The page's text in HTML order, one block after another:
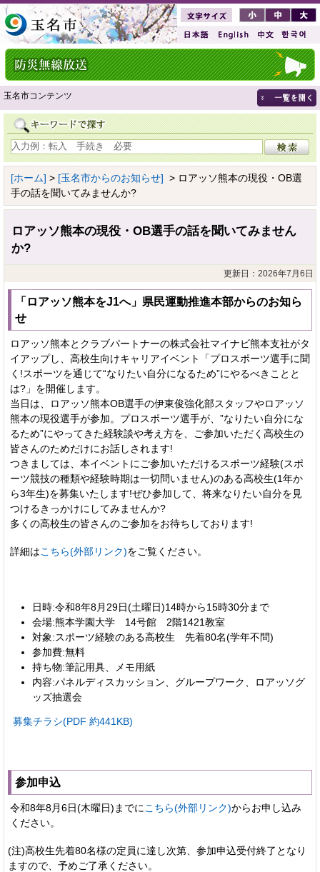
玉名市コンテンツ
[ホーム] > [玉名市からのお知らせ] > ロアッソ熊本の現役・OB選
手の話を聞いてみませんか?
ロアッソ熊本の現役・OB選手の話を聞いてみません
か?
更新日：2026年7月6日
「ロアッソ熊本をJ1へ」県民運動推進本部からのお知ら
せ
ロアッソ熊本とクラブパートナーの株式会社マイナビ熊本支社がタ
イアップし、高校生向けキャリアイベント「プロスポーツ選手に聞
く!スポーツを通じて“なりたい自分になるため”にやるべきことと
は?」を開催します。
当日は、ロアッソ熊本OB選手の伊東俊強化部スタッフやロアッソ
熊本の現役選手が参加。プロスポーツ選手が、”なりたい自分にな
るため”にやってきた経験談や考え方を、ご参加いただく高校生の
皆さんのためだけにお話しされます!
つきましては、本イベントにご参加いただけるスポーツ経験(スポ
ーツ競技の種類や経験時期は一切問いません)のある高校生(1年か
ら3年生)を募集いたします!ぜひ参加して、将来なりたい自分を見
つけるきっかけにしてみませんか?
多くの高校生の皆さんのご参加をお待ちしております!
詳細はこちら(外部リンク)をご覧ください。
日時:令和8年8月29日(土曜日)14時から15時30分まで
会場:熊本学園大学 14号館 2階1421教室
対象:スポーツ経験のある高校生 先着80名(学年不問)
参加費:無料
持ち物:筆記用具、メモ用紙
内容:パネルディスカッション、グループワーク、ロアッソグ
ッズ抽選会
募集チラシ(PDF 約441KB)
参加申込
令和8年8月6日(木曜日)までに こちら(外部リンク)からお申し込み
ください。
(注)高校生先着80名様の定員に達し次第、参加申込受付終了となり
ますので、予めご了承ください。